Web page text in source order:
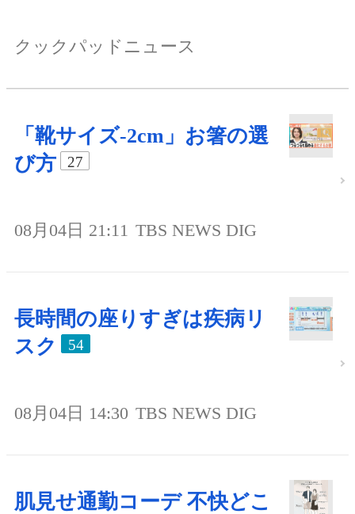
クックパッドニュース
「靴サイズ-2cm」お箸の選
び方
27
08月04日 21:11 TBS NEWS DIG
長時間の座りすぎは疾病リ
スク
54
08月04日 14:30 TBS NEWS DIG
肌見せ通勤コーデ 不快どこ